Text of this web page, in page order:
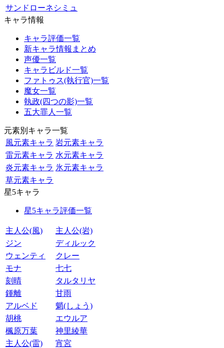
サンドローネシミュ
キャラ情報
キャラ評価一覧
新キャラ情報まとめ
声優一覧
キャラビルド一覧
ファトゥス(執行官)一覧
魔女一覧
執政(四つの影)一覧
五大罪人一覧
元素別キャラ一覧
風元素キャラ 岩元素キャラ
雷元素キャラ 水元素キャラ
炎元素キャラ 氷元素キャラ
草元素キャラ
星5キャラ
星5キャラ評価一覧
主人公(風)
主人公(岩)
ジン
ディルック
ウェンティ
クレー
モナ
七七
刻晴
タルタリヤ
鍾離
甘雨
アルベド
魈(しょう)
胡桃
エウルア
楓原万葉
神里綾華
主人公(雷)
宵宮